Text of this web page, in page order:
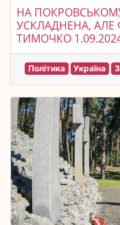
НА
УСКЛАДНЕНА, АЛЕ
ТИМОЧКО
Політика Україна